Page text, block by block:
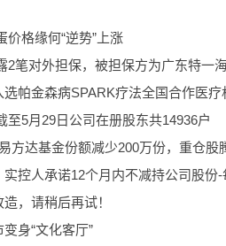
格缘何“逆势”上涨
2笔对外担保，被担保方为广东特一
帕金森病SPARK疗法全国合作医疗
至5月29日公司在册股东共14936户
控人承诺12个月内不减持公司股份-
，请稍后再试！
身“文化客厅”